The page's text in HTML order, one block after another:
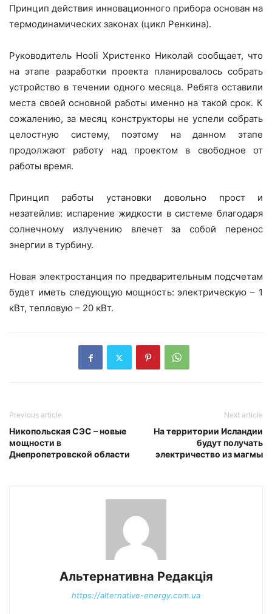
Принцип действия инновационного прибора основан на
термодинамических законах (цикл Ренкина).
Руководитель Hooli Христенко Николай сообщает, что
на этапе разработки проекта планировалось собрать
устройство в течении одного месяца. Ребята оставили
места своей основной работы именно на такой срок. К
сожалению, за месяц конструкторы не успели собрать
целостную систему, поэтому на данном этапе
продолжают работу над проектом в свободное от
работы время.
Принцип работы установки довольно прост и
незатейлив: испарение жидкости в системе благодаря
солнечному излучению влечет за собой перенос
энергии в турбину.
Новая электростанция по предварительным подсчетам
будет иметь следующую мощность: электрическую – 1
кВт, тепловую – 20 кВт.
Previous article
Никопольская СЭС – новые
мощности в
Днепропетровской области
Next article
На территории Исландии
будут получать
электричество из магмы
Альтернативна Редакція
https://alternative-energy.com.ua